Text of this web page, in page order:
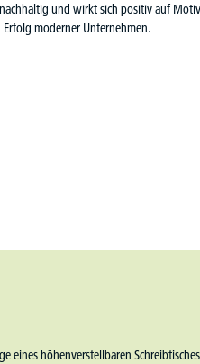
und wirkt sich positiv auf
Erfolg moderner Unternehmen.
höhenverstellbaren